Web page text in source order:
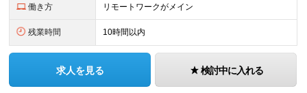
働き方 リモートワークがメイン
残業時間 10時間以内
求人を見る 検討中に入れる